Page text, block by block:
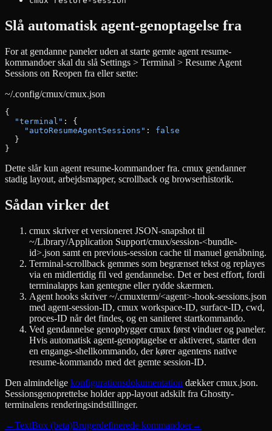
Slå automatisk agent-genoptagelse fra
For at gendanne paneler uden at starte gemte agent resume-
kommandoer skal du slå Settings > Terminal > Resume Agent
Sessions on Reopen fra eller sætte:
~/.config/cmux/cmux.json
{
  "terminal"
: {
    "autoResumeAgentSessions"
: false
  }
}
Dette slår kun agent resume-kommandoer fra. cmux gendanner
stadig layout, arbejdsmapper, scrollback og browserhistorik.
Sådan virker det
cmux skriver et versioneret JSON-snapshot til
~/Library/Application Support/cmux/session-<bundle-
id>.json samt en previous-session cache til manuel genåbning.
Terminal-scrollback gemmes som begrænset tekst og replayes
via en midlertidig fil ved gendannelse. Det er best effort, fordi
terminalapps kan gentegne eller rydde skærmen.
Agent hooks skriver ~/.cmuxterm/<agent>-hook-sessions.json
med agent-session-ID, cmux workspace-ID, surface-ID, cwd,
proces-ID når det findes, og en saniteret startkommando.
Ved gendannelse genopbygger cmux først vinduer og paneler.
Hvis automatisk agent-genoptagelse er aktiveret, starter den
en engangs-shellkommando, der kører agentens native
resume-kommando med det gemte session-ID.
Den almindelige konfigurationsdokumentation dækker cmux.json.
Sessionsgenoprettelse holder app-layout adskilt fra Ghostty-
terminalens renderingsindstillinger.
←TextBox (beta)Brugerdefinerede kommandoer→